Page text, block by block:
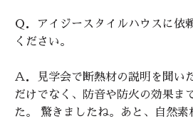
Ｑ．アイジースタイルハウスに依
ください。
Ａ．見学会で断熱材の説明を聞い
だけでなく、防音や防火の効果ま
た。 驚きましたね。あと、自然